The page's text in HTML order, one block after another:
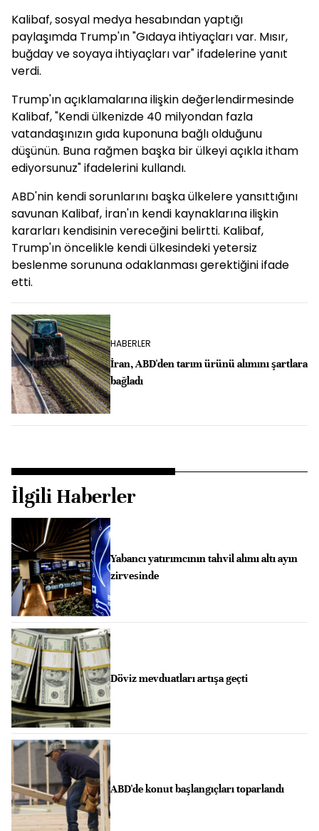
Kalibaf, sosyal medya hesabından yaptığı
paylaşımda Trump'ın "Gıdaya ihtiyaçları var. Mısır,
buğday ve soyaya ihtiyaçları var" ifadelerine yanıt
verdi.
Trump'ın açıklamalarına ilişkin değerlendirmesinde
Kalibaf, "Kendi ülkenizde 40 milyondan fazla
vatandaşınızın gıda kuponuna bağlı olduğunu
düşünün. Buna rağmen başka bir ülkeyi açıkla itham
ediyorsunuz" ifadelerini kullandı.
ABD'nin kendi sorunlarını başka ülkelere yansıttığını
savunan Kalibaf, İran'ın kendi kaynaklarına ilişkin
kararları kendisinin vereceğini belirtti. Kalibaf,
Trump'ın öncelikle kendi ülkesindeki yetersiz
beslenme sorununa odaklanması gerektiğini ifade
etti.
HABERLER
İran, ABD'den tarım ürünü alımını şartlara
bağladı
İlgili Haberler
Yabancı yatırımcının tahvil alımı altı ayın
zirvesinde
Döviz mevduatları artışa geçti
ABD'de konut başlangıçları toparlandı